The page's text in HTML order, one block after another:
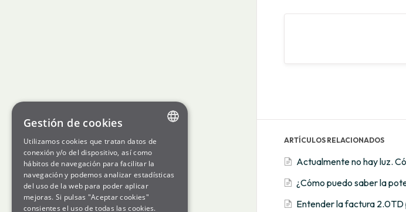
ARTÍCULOS RELACIONADOS
Actualmente no hay luz.
¿Cómo puedo saber la
Entender la factura 2.0TD
ENGLISH
SPANISH
GL
BASQUE
Gestión de cookies
Utilizamos cookies que tratan datos de
conexión y/o del dispositivo, así como
hábitos de navegación para facilitar la
navegación y podemos analizar estadísticas
del uso de la web para poder aplicar
mejoras. Si pulsas "Aceptar cookies"
consientes el uso de todas las cookies.